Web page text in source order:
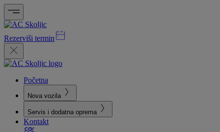
Rezerviši termin
Početna
Nova vozila
Servis i dodatna oprema
Kontakt